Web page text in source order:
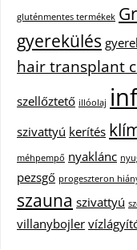
gluténmentes termékek
gyerekülés
hair transplant
szellőztető illóolaj
szivattyú kerítés
méhpempő nyaklánc
pezsgő progeszteron
szauna szivattyú
villanybojler